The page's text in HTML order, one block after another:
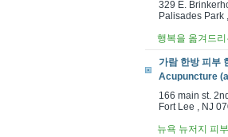
329 E.
Palisades Park
행복을 옮겨드
가람 한방 피부
Acupuncture
166 main st.
Fort Lee , NJ
뉴욕 뉴저지 피